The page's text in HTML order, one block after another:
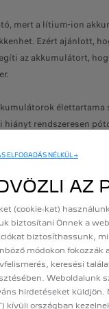
mert a lítium-ion
Ezért ajánlott,
az akkumulátort,
rendszeresen
olcsóbb is lehet,
nem célszerű
védelméhez.
az
ELFOGADÁS NÉLKÜL →
AZ
(cookie-kat)
biztosítani Önnek a
biztosíthassunk,
módokon
keresési
Weboldalunk
hirdetéseket küldjön.
kívüli országban